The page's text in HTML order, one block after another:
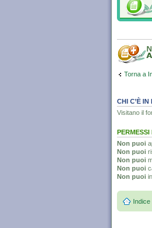
Torna a
CHI C’È IN
Visitano il
PERMESSI
Non puoi
Non puoi
Non puoi
Non puoi
Non puoi
Indice